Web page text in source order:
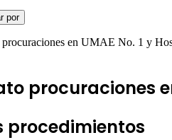
por
en UMAE No. 1 y
procuraciones
procedimientos